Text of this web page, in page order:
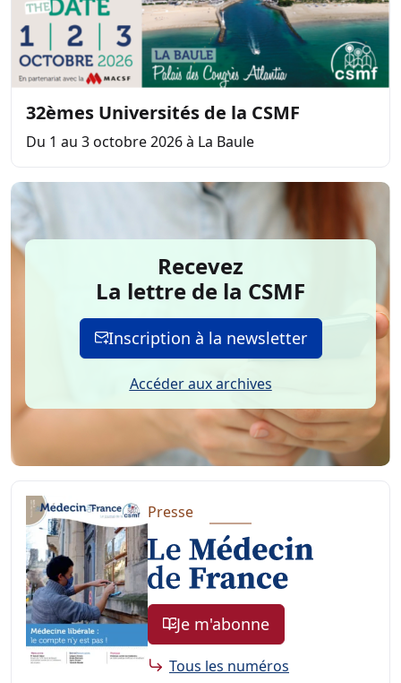
32èmes Universités de la CSMF
Du 1 au 3 octobre 2026 à La Baule
Recevez
La lettre de la CSMF
Inscription à la newsletter
Accéder aux archives
Presse
Je m'abonne
Tous les numéros